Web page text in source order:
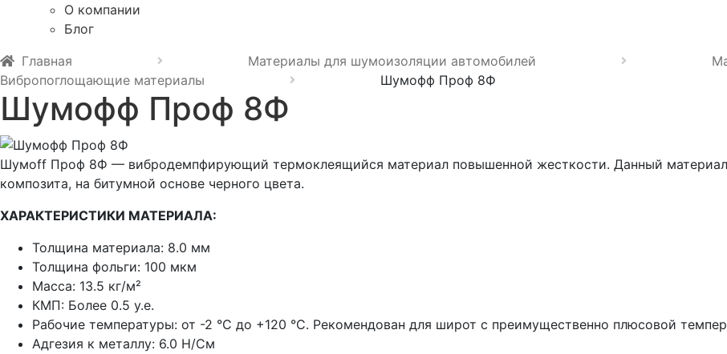
О компании
Блог
Главная
Материалы для шумоизоляции автомобилей
Вибропоглощающие материалы
Шумофф Проф 8Ф
Шумофф Проф 8Ф
Шумоff Проф 8Ф — вибродемпфирующий термоклеящийся материал повышенной жесткости. Данный материал
композита, на битумной основе черного цвета.
ХАРАКТЕРИСТИКИ МАТЕРИАЛА:
Толщина материала: 8.0 мм
Толщина фольги: 100 мкм
Масса: 13.5 кг/м²
КМП: Более 0.5 у.е.
Рабочие температуры: от -2 °С до +120 °С. Рекомендован для широт с преимущественно плюсовой
Адгезия к металлу: 6.0 Н/См